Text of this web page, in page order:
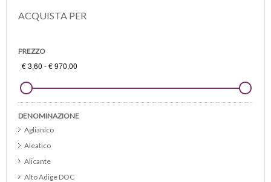
ACQUISTA PER
PREZZO
DENOMINAZIONE
Aglianico
Aleatico
Alicante
Alto Adige DOC